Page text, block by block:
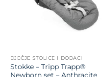
DJEČJE STOLICE I DODACI
Stokke – Tripp Trapp®
Newborn set – Anthracite